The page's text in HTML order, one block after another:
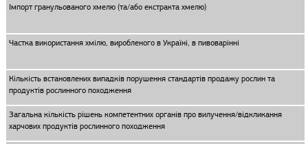
Імпорт гранульованого хмелю (та/або екстракта хмелю)
Частка використання хмілю, виробленого в Україні, в пивоварінні
Кількість встановлених випадків порушення стандартів продажу рослин та
продуктів рослинного походження
Загальна кількість рішень компетентних органів про вилучення/відкликання
харчових продуктів рослинного походження